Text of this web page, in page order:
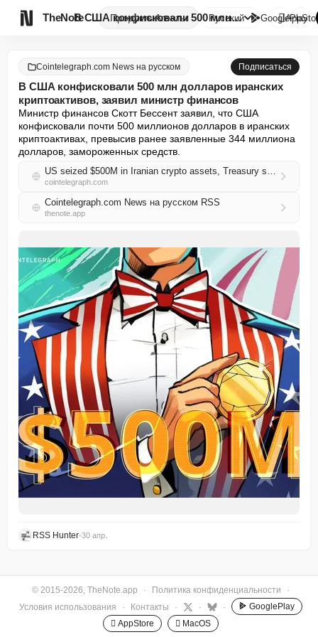
TheNote ПродуктыАгенты В США конфисковали 500 млн дол...
Русский GooglePlay

Cointelegraph.com News на русском Подписаться
В США конфисковали 500 млн долларов иранских
криптоактивов, заявил министр финансов
Министр финансов Скотт Бессент заявил, что США
конфисковали почти 500 миллионов долларов в иранских
криптоактивах, превысив ранее заявленные 344 миллиона
долларов, замороженных средств.
US seized $500M in Iranian crypto assets, Treasury secretary says
cointelegraph.com
Cointelegraph.com News на русском RSS
thenote.app
RSS Hunter•30 апр.
© 2015-2026, TheNote.app · Политика конфиденциальности
·
Условия использования
· Контакты · · ·
GooglePlay
 AppStore
 MacOS